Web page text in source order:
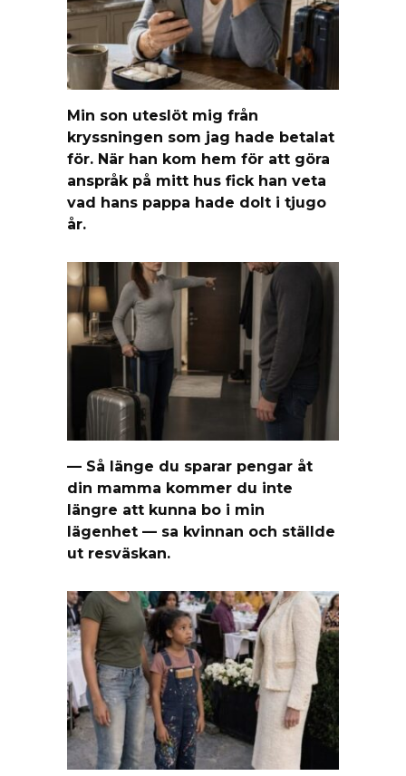
Min son uteslöt mig från
kryssningen som jag hade betalat
för. När han kom hem för att göra
anspråk på mitt hus fick han veta
vad hans pappa hade dolt i tjugo
år.
— Så länge du sparar pengar åt
din mamma kommer du inte
längre att kunna bo i min
lägenhet — sa kvinnan och ställde
ut resväskan.